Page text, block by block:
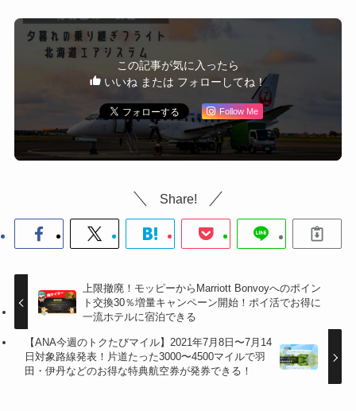
この記事が気に入ったら
いいね または フォローしてね！
Follow Me
Share!
上限撤廃！モッピーからMarriott Bonvoyへのポイン
ト交換30％増量キャンペーン開始！ポイ活でお得に
一流ホテルに宿泊できる
【ANA今週のトクたびマイル】2021年7月8日〜7月14
日対象路線発表！片道たった3000〜4500マイルで羽
田・伊丹などのお得な特典航空券が発券できる！